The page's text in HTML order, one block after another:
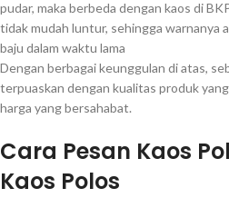
pudar, maka berbeda dengan kaos di
tidak mudah luntur, sehingga warnanya
baju dalam waktu lama
Dengan berbagai keunggulan di atas,
terpuaskan dengan kualitas produk
harga yang bersahabat.
Cara Pesan Kaos
Kaos Polos